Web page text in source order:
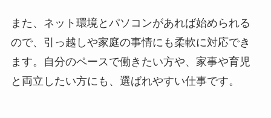
また、ネット環境とパソコンがあれば始められる
ので、引っ越しや家庭の事情にも柔軟に対応でき
ます。自分のペースで働きたい方や、家事や育児
と両立したい方にも、選ばれやすい仕事です。